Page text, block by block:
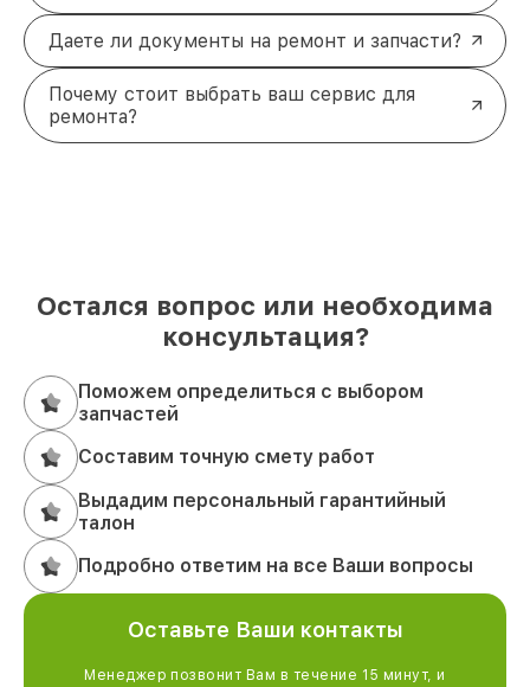
Даете ли документы на ремонт и запчасти?
Почему стоит выбрать ваш сервис для
ремонта?
Остался вопрос или необходима
консультация?
Поможем определиться с выбором
запчастей
Составим точную смету работ
Выдадим персональный гарантийный
талон
Подробно ответим на все Ваши вопросы
Оставьте Ваши контакты
Менеджер позвонит Вам в течение 15 минут, и